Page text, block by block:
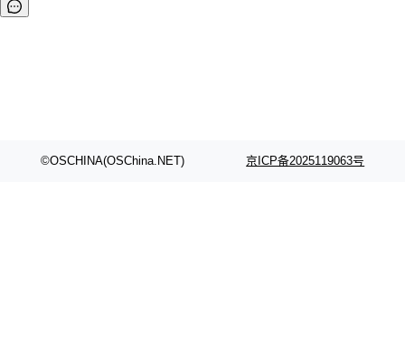
©OSCHINA(OSChina.NET) 京ICP备2025119063号